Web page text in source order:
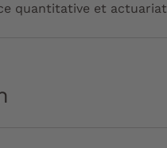
quantitative et actuariat